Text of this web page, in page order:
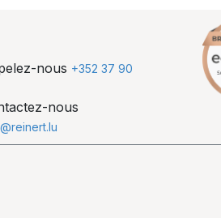
nous +352 37 90
nous